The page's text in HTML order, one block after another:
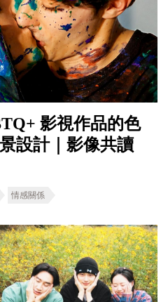
影視作品的色
設計｜影像共讀
情感關係